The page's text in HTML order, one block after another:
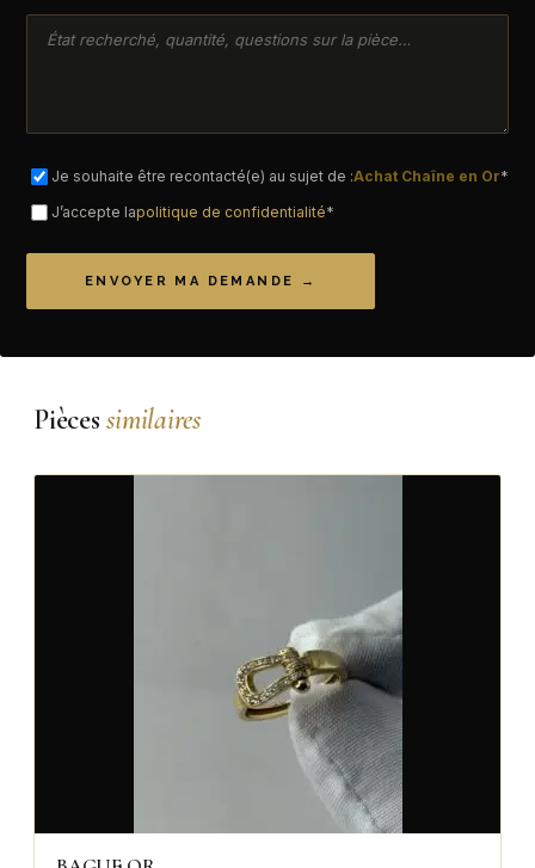
Je souhaite être recontacté(e) au sujet de :Achat Chaîne en Or*
J’accepte lapolitique de confidentialité*
ENVOYER MA DEMANDE →
Piècessimilaires